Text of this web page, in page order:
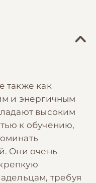
также как
и энергичным
высоким
к обучению,
Они очень
требуя